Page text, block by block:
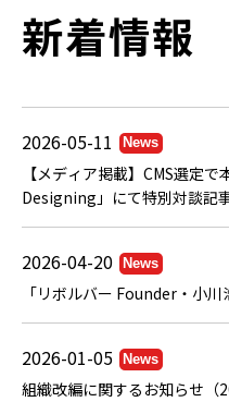
新着情報
【メディア掲載】CMS選定
Designing」にて特別対談記
「リボルバー Founder・小
組織改編に関するお知らせ（